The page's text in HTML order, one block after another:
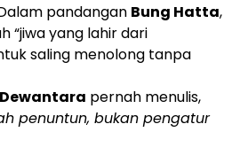
pandangan Bung Hatta,
“jiwa yang lahir dari
saling menolong tanpa
pernah menulis,
penuntun, bukan pengatur